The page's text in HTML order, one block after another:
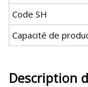
Code SH
Capacité de
Description